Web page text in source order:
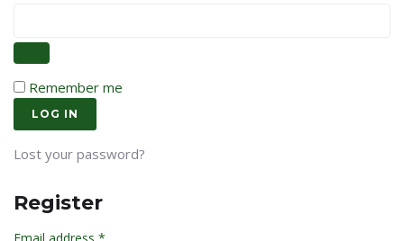
Remember me
LOG IN
Lost your password?
Register